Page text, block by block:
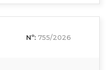
Nº: 755/2026